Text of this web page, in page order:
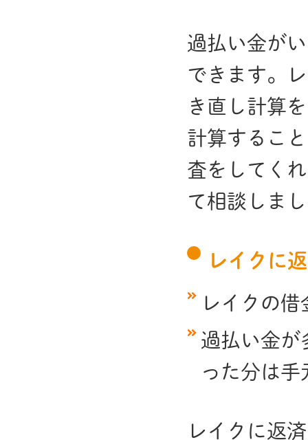
過払い金が
できます。
き直し計算
計算するこ
査をしてく
て相談しま
レイクに
レイクの
過払い金が
った分は手
レイクに返